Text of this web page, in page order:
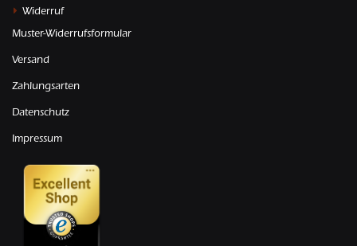
Widerruf
Muster-Widerrufsformular
Versand
Zahlungsarten
Datenschutz
Impressum